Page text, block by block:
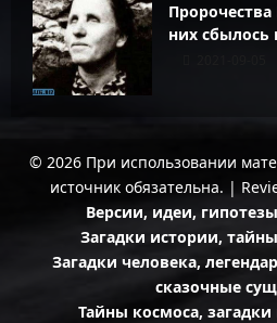
них сбылось
© 2026 При использовании
источник обязательна. |
Версии, идеи,
Загадки истории,
Загадки человека,
сказочные
Тайны космоса,